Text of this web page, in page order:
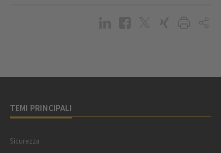
TEMI PRINCIPALI
Sicurezza